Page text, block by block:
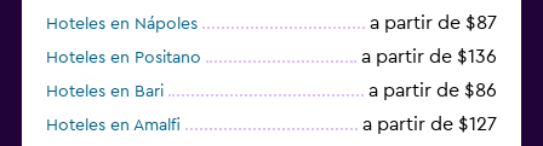
Hoteles en Nápoles a partir de $87
Hoteles en Positano a partir de $136
Hoteles en Bari a partir de $86
Hoteles en Amalfi a partir de $127